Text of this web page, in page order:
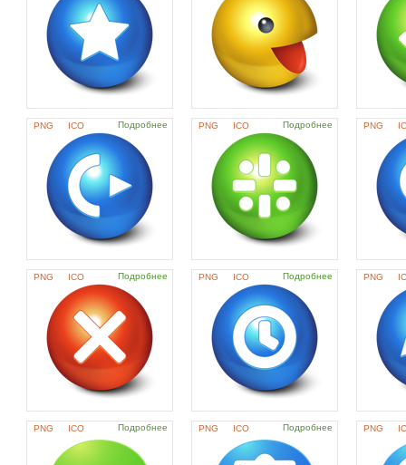
PNG ICO Подробнее PNG ICO Подробнее PNG
PNG ICO Подробнее PNG ICO Подробнее PNG
PNG ICO Подробнее PNG ICO Подробнее PNG